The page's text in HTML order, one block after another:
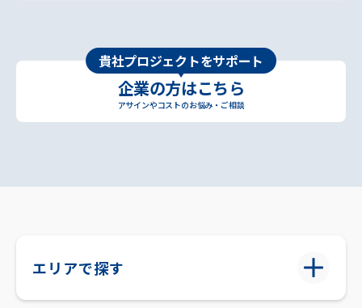
貴社プロジェクトをサポート
企業の方はこちら
アサインやコストのお悩み・ご相談
エリアで探す